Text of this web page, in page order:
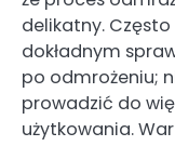
delikatny.
dokładnym
po odmrożeniu;
prowadzić do
użytkowania.